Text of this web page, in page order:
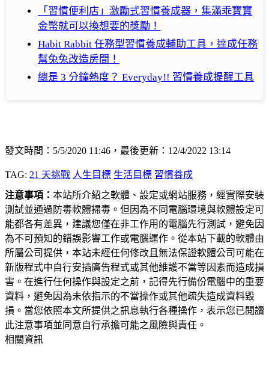
「習慣便利店」激勵式習慣養成器，集滿乖寶寶
金幣就可以換想要的獎勵！
Habit Rabbit 任務型習慣養成輔助工具，達成任務
幫兔兔改造房間！
總是 3 分鐘熱度？ Everyday!! 習慣養成提醒工具
發文時間：5/5/2020 11:46，最後更新：12/4/2022 13:14
TAG: 21 天挑戰 人生目標 生活目標 習慣養成
注意事項： 本站所介紹之軟體、設定或網站服務，經實際安裝
測試並通過防毒軟體掃毒。但因為不同電腦環境與軟體設定可
能都各有差異，建議您僅在非工作用的電腦先行測試，避免因
為不可預知的錯誤影響工作或電腦運作。從本站下載的軟體由
所屬公司提供，本站未經任何修改且無法保證軟體公司可能在
新版程式中自行安插廣告程式或其他維護不當等因素而造成損
害。在進行任何操作與設定之前，記得先行備份電腦中的重要
資料，避免因為未依指示的不當操作或其他疏失造成資料毀
損。當您依照本文所提供之訊息執行各種操作，表示您已閱讀
此注意事項並同意自行承擔可能之風險與責任。
相關資訊